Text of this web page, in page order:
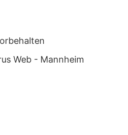
Web - Mannheim